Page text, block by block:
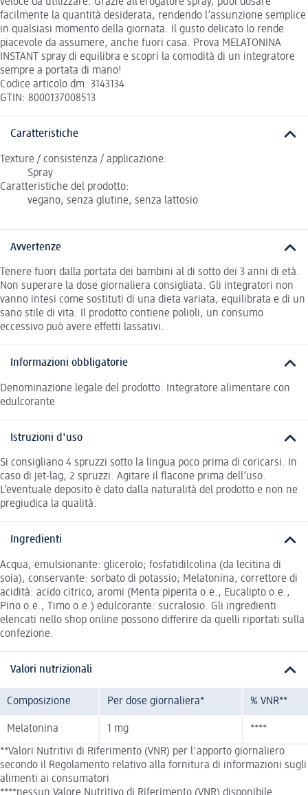
facilmente la quantità desiderata, rendendo l’assunzione semplice
in qualsiasi momento della giornata. Il gusto delicato lo rende
piacevole da assumere, anche fuori casa. Prova MELATONINA
INSTANT spray di equilibra e scopri la comodità di un integratore
sempre a portata di mano!
Codice articolo dm: 3143134
GTIN: 8000137008513
Caratteristiche
Texture / consistenza / applicazione:
Spray
Caratteristiche del prodotto:
vegano, senza glutine, senza lattosio
Avvertenze
Tenere fuori dalla portata dei bambini al di sotto dei 3 anni di età.
Non superare la dose giornaliera consigliata. Gli integratori non
vanno intesi come sostituti di una dieta variata, equilibrata e di un
sano stile di vita. Il prodotto contiene polioli, un consumo
eccessivo può avere effetti lassativi.
Informazioni obbligatorie
Denominazione legale del prodotto: Integratore alimentare con
edulcorante
Istruzioni d'uso
Si consigliano 4 spruzzi sotto la lingua poco prima di coricarsi. In
caso di jet-lag, 2 spruzzi. Agitare il flacone prima dell’uso.
L’eventuale deposito è dato dalla naturalità del prodotto e non ne
pregiudica la qualità.
Ingredienti
Acqua, emulsionante: glicerolo; fosfatidilcolina (da lecitina di
soia), conservante: sorbato di potassio; Melatonina, correttore di
acidità: acido citrico; aromi (Menta piperita o.e., Eucalipto o.e.,
Pino o.e., Timo o.e.) edulcorante: sucralosio. Gli ingredienti
elencati nello shop online possono differire da quelli riportati sulla
confezione.
Valori nutrizionali
Composizione Per dose giornaliera* % VNR**
Melatonina 1 mg ****
**Valori Nutritivi di Riferimento (VNR) per l'apporto giornaliero
secondo il Regolamento relativo alla fornitura di informazioni sugli
alimenti ai consumatori